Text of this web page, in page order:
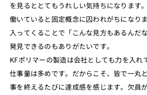
を見るととてもうれしい気持ちになります
働いていると固定概念に囚われがちになり
入ってくることで「こんな見方もあるんだ
発見できるのもありがたいです。
KFポリマーの製造は会社としても力を入れ
仕事量は多めです。だからこそ、皆で一丸
事を終えるたびに達成感を感じます。欠員